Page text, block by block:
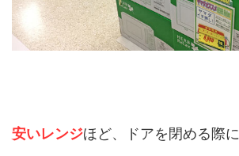
安いレンジほど、ドアを閉める際に